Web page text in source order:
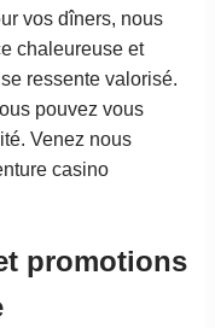
vos dîners, nous
chaleureuse et
ressente valorisé.
pouvez vous
Venez nous
casino
promotions